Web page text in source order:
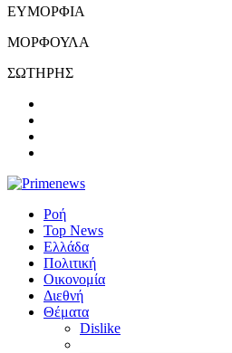
ΕΥΜΟΡΦΙΑ
ΜΟΡΦΟΥΛΑ
ΣΩΤΗΡΗΣ
Ροή
Top News
Ελλάδα
Πολιτική
Οικονομία
Διεθνή
Θέματα
Dislike